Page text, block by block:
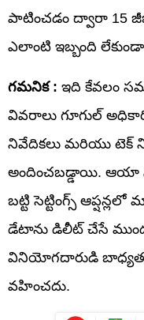
పాటించడం ద్వారా 15
ఎలాంటి ఇబ్బంది
గమనిక : ఇది కేవలం
వివరాలు గూగుల్
నివేదికలు మరియు టెక్
అందించబడ్డాయి. ఆయా
బట్టి సెట్టింగ్స్
డేటాను డిలీట్ చేసే
వినియోగదారుడి బాధ్యత.
వహించదు.